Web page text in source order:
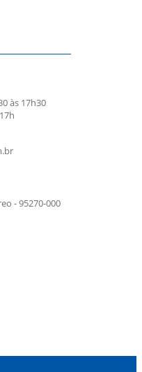
às 17h30
- 95270-000